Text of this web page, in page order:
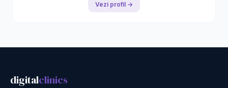
Vezi profil →
digitalclinics